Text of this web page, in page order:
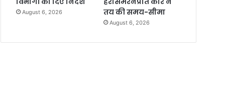
August 6, 2026
तय की समय-सीमा
August 6, 2026